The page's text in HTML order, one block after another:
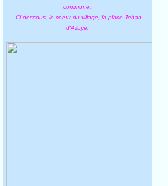
commune.
Ci-dessous, le coeur du village, la place Jehan
d'Alluye.